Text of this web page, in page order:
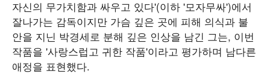
자신의 무가치함과 싸우고 있다'(이하 '모자무싸')에서
잘나가는 감독이지만 가슴 깊은 곳에 피해 의식과 불
안을 지닌 박경세로 분해 깊은 인상을 남긴 그는, 이번
작품을 '사랑스럽고 귀한 작품'이라고 평가하며 남다른
애정을 표현했다.